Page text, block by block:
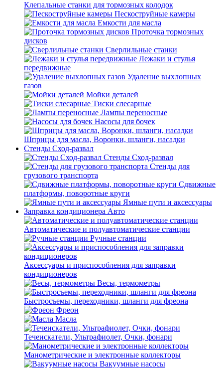
Клепальные станки для тормозных колодок
Пескоструйные камеры
Емкости для масла
Проточка тормозных
дисков
Сверлильные станки
Лежаки и стулья
передвижные
Удаление выхлопных
газов
Мойки деталей
Тиски слесарные
Лампы переносные
Насосы для бочек
Шприцы для масла, Воронки, шланги, насадки
Стенды Сход-развал
Стенды Сход-развал
Стенды для
грузового транспорта
Сдвижные
платформы, поворотные круги
Ямные пути и аксессуары
Заправка кондиционера Авто
Автоматические и полуавтоматические станции
Ручные станции
Аксессуары и приспособления для заправки
кондиционеров
Весы, термометры
Быстросъемы, переходники, шланги для фреона
Фреон
Масла
Течеискатели, Ультрафиолет, Очки, фонари
Манометрические и электронные коллекторы
Вакуумные насосы